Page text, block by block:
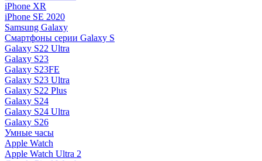
iPhone XR
iPhone SE 2020
Samsung Galaxy
Смартфоны серии Galaxy S
Galaxy S22 Ultra
Galaxy S23
Galaxy S23FE
Galaxy S23 Ultra
Galaxy S22 Plus
Galaxy S24
Galaxy S24 Ultra
Galaxy S26
Умные часы
Apple Watch
Apple Watch Ultra 2